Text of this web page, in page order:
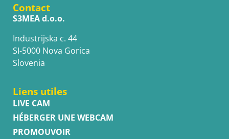
Contact
S3MEA d.o.o.
Industrijska c. 44
SI-5000 Nova Gorica
Slovenia
Liens utiles
LIVE CAM
HÉBERGER UNE WEBCAM
PROMOUVOIR